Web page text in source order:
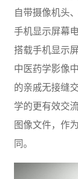
自带摄像机头
手机显示屏幕
搭载手机显示
中医药学影像
的亲戚无接缝
学的更有效交
图像文件，作
同。